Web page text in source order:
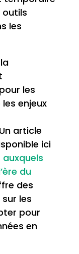
outils
les
les
enjeux
article
ici
du
des
les
pour
en